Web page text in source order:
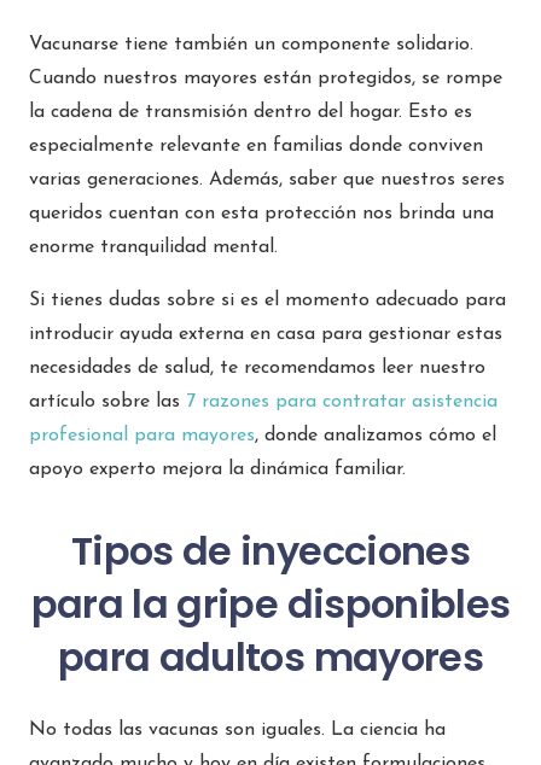
Vacunarse tiene también un componente solidario.
Cuando nuestros mayores están protegidos, se rompe
la cadena de transmisión dentro del hogar. Esto es
especialmente relevante en familias donde conviven
varias generaciones. Además, saber que nuestros seres
queridos cuentan con esta protección nos brinda una
enorme tranquilidad mental.
Si tienes dudas sobre si es el momento adecuado para
introducir ayuda externa en casa para gestionar estas
necesidades de salud, te recomendamos leer nuestro
artículo sobre las 7 razones para contratar asistencia
profesional para mayores, donde analizamos cómo el
apoyo experto mejora la dinámica familiar.
Tipos de inyecciones
para la gripe disponibles
para adultos mayores
No todas las vacunas son iguales. La ciencia ha